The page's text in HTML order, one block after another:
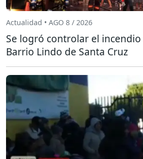
Actualidad • AGO 8 / 2026
Se logró controlar el
Barrio Lindo de Santa Cruz